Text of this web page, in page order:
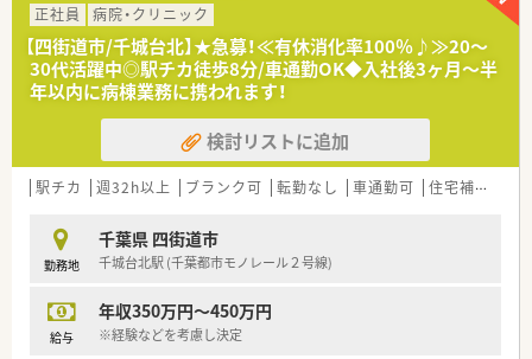
≪働き方について≫
■調剤・監査・服薬指導・病棟服薬指導・病棟業務・注射セット・混
注業務・院内委員会参加・DI業務・医薬品管理・病棟各科カンファ
レンス参加等、幅広い業務に携わることが可能です。
電子カルテ・オーダリングシステムが導入されており、安全かつ
効率的な調剤が行える環境が整っています。
■月に2～3回程、当直業務もございます。
≪充実の福利厚生≫
■診療費補助あり（月の自己負担3,000円を超えたら全額支給）
ご自身だけではなく、家族も支給対象です。
■グループ共済あり！様々な補償を受けられるだけではなく、ス
■契約保養施設もございます（リゾートホテルやスポーツジム、
エステ サロン等）
正社員
病院・クリニック
【四街道市/千城台北】★急募！≪有休消化率100％♪≫20～
30代活躍中◎駅チカ徒歩8分/車通勤OK◆入社後3ヶ月～半
年以内に病棟業務に携われます！
検討リストに追加
駅チカ 週32h以上 ブランク可 転勤なし 車通勤可 住宅補助(手当)あり
勤務地
千葉県 四街道市
千城台北駅 (千葉都市モノレール２号線)
給与
年収350万円～450万円
※経験などを考慮し決定